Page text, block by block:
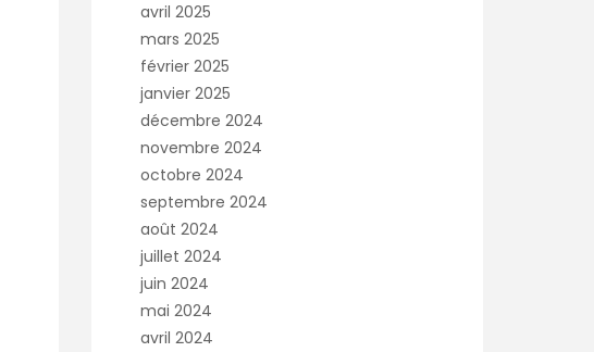
avril 2025
mars 2025
février 2025
janvier 2025
décembre 2024
novembre 2024
octobre 2024
septembre 2024
août 2024
juillet 2024
juin 2024
mai 2024
avril 2024